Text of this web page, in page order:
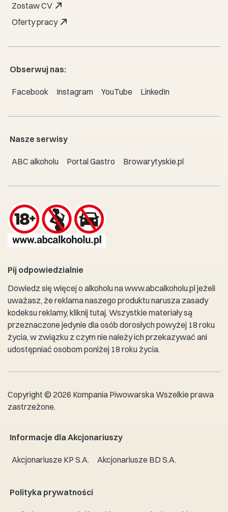
Zostaw CV
Oferty pracy
Obserwuj nas:
Facebook Instagram YouTube LinkedIn
Nasze serwisy
ABC alkoholu Portal Gastro Browarytyskie.pl
Pij odpowiedzialnie
Dowiedz się więcej o alkoholu nawww.abcalkoholu.pljeżeli
uważasz, że reklama naszego produktu narusza zasady
kodeksu reklamy, kliknij tutaj. Wszystkie materiały są
przeznaczone jedynie dla osób dorosłych powyżej 18 roku
życia, w związku z czym nie należy ich przekazywać ani
udostępniać osobom poniżej 18 roku życia.
Copyright © 2026 Kompania Piwowarska Wszelkie prawa
zastrzeżone.
Informacje dla Akcjonariuszy
Akcjonariusze KP S.A. Akcjonariusze BD S.A.
Polityka prywatności